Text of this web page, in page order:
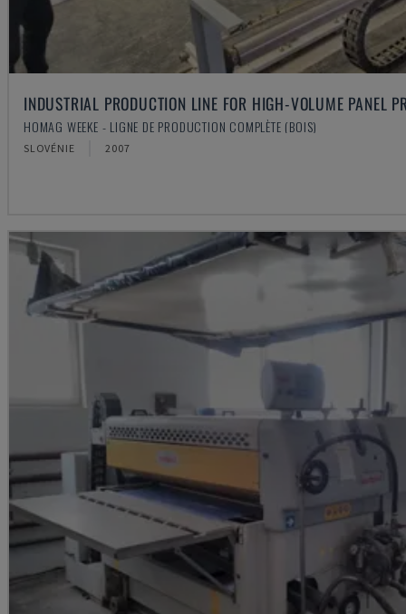
INDUSTRIAL PRODUCTION LINE FOR HIGH-VOLUME PANEL
HOMAG WEEKE - LIGNE DE PRODUCTION COMPLÈTE (BOIS)
SLOVÉNIE 2007